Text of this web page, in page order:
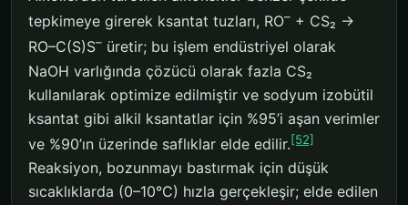
tepkimeye girerek ksantat tuzları, RO– + CS₂ →
RO–C(S)S– üretir; bu işlem endüstriyel olarak
NaOH varlığında çözücü olarak fazla CS₂
kullanılarak optimize edilmiştir ve sodyum izobütil
ksantat gibi alkil ksantatlar için %95’i aşan verimler
ve %90’ın üzerinde saflıklar elde edilir.[52]
Reaksiyon, bozunmayı bastırmak için düşük
sıcaklıklarda (0–10°C) hızla gerçekleşir; elde edilen